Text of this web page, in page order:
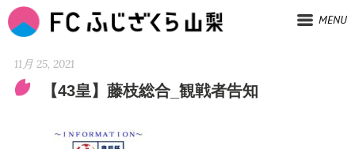
MENU
11月 25, 2021
【43皇】藤枝総合_観戦者告知